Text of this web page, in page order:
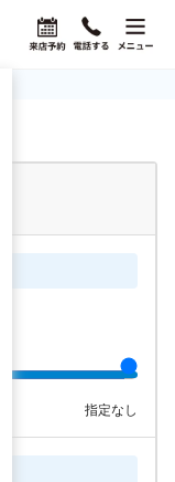
指定なし